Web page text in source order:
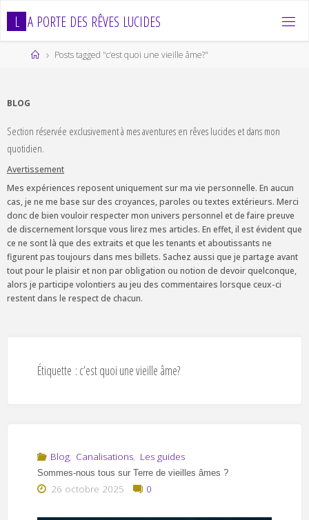
L A PORTE DES RÊVES LUCIDES
HomePosts tagged "c’est quoi une vieille âme?"
BLOG
Section réservée exclusivement à mes aventures en rêves lucides et dans mon
quotidien.
Avertissement
Mes expériences reposent uniquement sur ma vie personnelle. En aucun
cas, je ne me base sur des croyances, paroles ou textes extérieurs. Merci
donc de bien vouloir respecter mon univers personnel et de faire preuve
de discernement lorsque vous lirez mes articles. En effet, il est évident que
ce ne sont là que des extraits et que les tenants et aboutissants ne
figurent pas toujours dans mes billets. Sachez aussi que je partage avant
tout pour le plaisir et non par obligation ou notion de devoir quelconque,
alors je participe volontiers au jeu des commentaires lorsque ceux-ci
restent dans le respect de chacun.
Étiquette : c’est quoi une vieille âme?
Blog, Canalisations, Les guides
Sommes-nous tous sur Terre de vieilles âmes ?
26 octobre 2025 0